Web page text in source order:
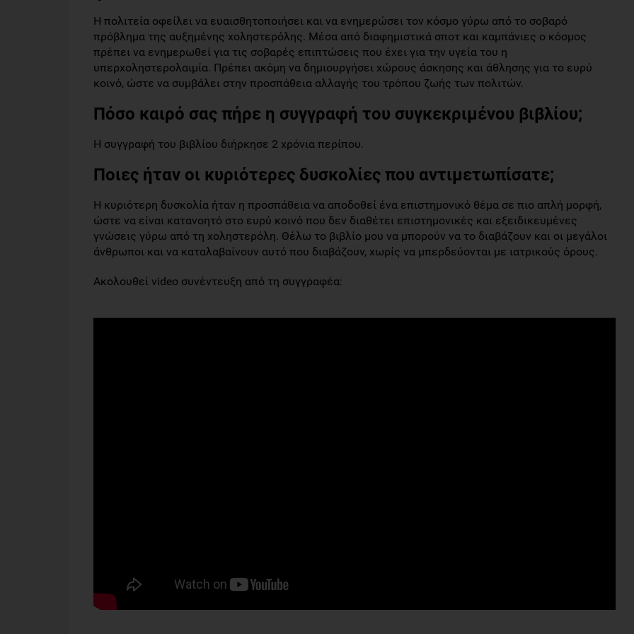
Η πολιτεία οφείλει να ευαισθητοποιήσει και να ενημερώσει τον κόσμο γύρω από το σοβαρό
πρόβλημα της αυξημένης χοληστερόλης. Μέσα από διαφημιστικά σποτ και καμπάνιες ο κόσμος
πρέπει να ενημερωθεί για τις σοβαρές επιπτώσεις που έχει για την υγεία του η
υπερχοληστερολαιμία. Πρέπει ακόμη να δημιουργήσει χώρους άσκησης και άθλησης για το ευρύ
κοινό, ώστε να συμβάλει στην προσπάθεια αλλαγής του τρόπου ζωής των πολιτών.
Πόσο καιρό σας πήρε η συγγραφή του συγκεκριμένου βιβλίου;
Η συγγραφή του βιβλίου διήρκησε 2 χρόνια περίπου.
Ποιες ήταν οι κυριότερες δυσκολίες που αντιμετωπίσατε;
Η κυριότερη δυσκολία ήταν η προσπάθεια να αποδοθεί ένα επιστημονικό θέμα σε πιο απλή μορφή,
ώστε να είναι κατανοητό στο ευρύ κοινό που δεν διαθέτει επιστημονικές και εξειδικευμένες
γνώσεις γύρω από τη χοληστερόλη. Θέλω το βιβλίο μου να μπορούν να το διαβάζουν και οι μεγάλοι
άνθρωποι και να καταλαβαίνουν αυτό που διαβάζουν, χωρίς να μπερδεύονται με ιατρικούς όρους.
Ακολουθεί video συνέντευξη από τη συγγραφέα: